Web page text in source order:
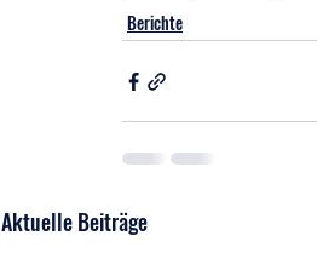
Berichte
Aktuelle Beiträge